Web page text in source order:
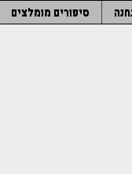
סיפורים מומלצים